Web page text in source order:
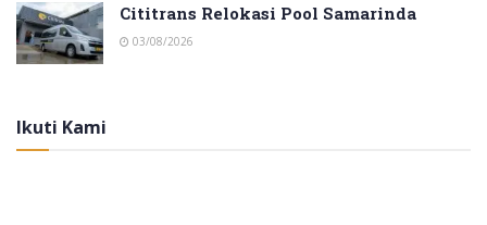
Cititrans Relokasi Pool Samarinda
03/08/2026
Ikuti Kami